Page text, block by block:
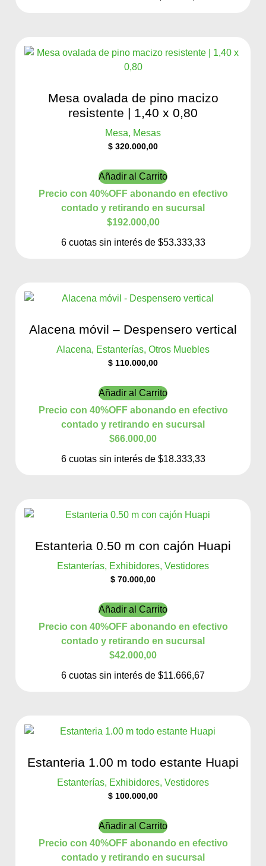
Mesa ovalada de pino macizo
resistente | 1,40 x 0,80
Mesa, Mesas
$ 320.000,00
Añadir al Carrito
Precio con 40%OFF abonando en efectivo
contado y retirando en sucursal
$192.000,00
6 cuotas sin interés de $53.333,33
Alacena móvil – Despensero vertical
Alacena, Estanterías, Otros Muebles
$ 110.000,00
Añadir al Carrito
Precio con 40%OFF abonando en efectivo
contado y retirando en sucursal
$66.000,00
6 cuotas sin interés de $18.333,33
Estanteria 0.50 m con cajón Huapi
Estanterías, Exhibidores, Vestidores
$ 70.000,00
Añadir al Carrito
Precio con 40%OFF abonando en efectivo
contado y retirando en sucursal
$42.000,00
6 cuotas sin interés de $11.666,67
Estanteria 1.00 m todo estante Huapi
Estanterías, Exhibidores, Vestidores
$ 100.000,00
Añadir al Carrito
Precio con 40%OFF abonando en efectivo
contado y retirando en sucursal